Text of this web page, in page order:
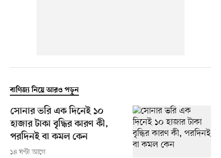
বাণিজ্য নিয়ে আরও পড়ুন
সোনার ভরি এক দিনেই ১০
হাজার টাকা বৃদ্ধির কারণ কী,
পরদিনই বা কমল কেন
১৪ ঘণ্টা আগে